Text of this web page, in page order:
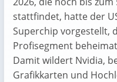
stattfindet, hatte der
Superchip vorgestellt,
Profisegment
Damit wildert Nvidia,
Grafikkarten und